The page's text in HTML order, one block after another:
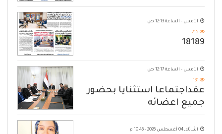
الأمس - الساعة 12:13 ص
215
18189
الأمس - الساعة 12:17 ص
131
عقداجتماعا استثنايا بحضور
جميع اعضائه
الثلاثاء, 04 أغسطس 2026 - 10:46 م